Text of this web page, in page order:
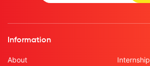
Information
About
Internship